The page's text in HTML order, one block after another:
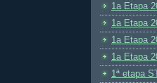
1a Etapa
1a Etapa
1a Etapa
1a Etapa
1ª etapa